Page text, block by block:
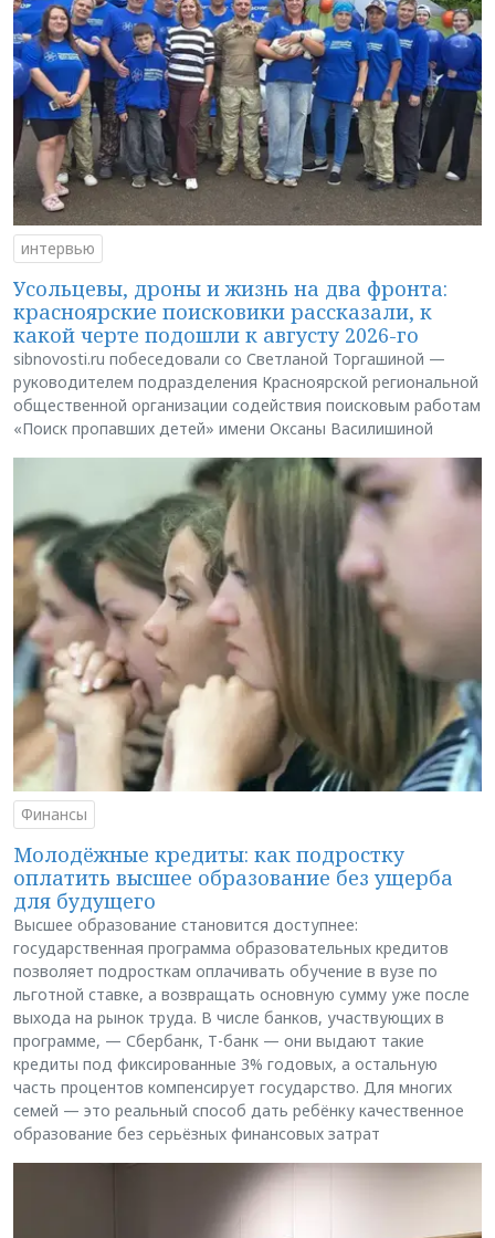
интервью
Усольцевы, дроны и жизнь на два фронта:
красноярские поисковики рассказали, к
какой черте подошли к августу 2026-го
sibnovosti.ru побеседовали со Светланой Торгашиной —
руководителем подразделения Красноярской региональной
общественной организации содействия поисковым работам
«Поиск пропавших детей» имени Оксаны Василишиной
Финансы
Молодёжные кредиты: как подростку
оплатить высшее образование без ущерба
для будущего
Высшее образование становится доступнее:
государственная программа образовательных кредитов
позволяет подросткам оплачивать обучение в вузе по
льготной ставке, а возвращать основную сумму уже после
выхода на рынок труда. В числе банков, участвующих в
программе, — Сбербанк, Т-банк — они выдают такие
кредиты под фиксированные 3% годовых, а остальную
часть процентов компенсирует государство. Для многих
семей — это реальный способ дать ребёнку качественное
образование без серьёзных финансовых затрат